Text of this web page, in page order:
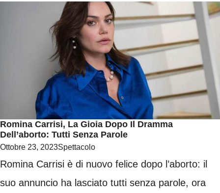
Romina Carrisi, La Gioia Dopo Il Dramma
Dell’aborto: Tutti Senza Parole
Ottobre 23, 2023Spettacolo
Romina Carrisi è di nuovo felice dopo l’aborto: il
suo annuncio ha lasciato tutti senza parole, ora